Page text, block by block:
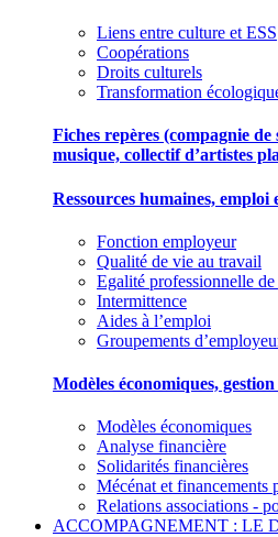
Liens entre culture et ESS
Coopérations
Droits culturels
Transformation
Fiches repères (compagnie de
musique, collectif d’artistes
Ressources humaines, emploi
Fonction employeur
Qualité de vie au travail
Egalité professionnelle de
Intermittence
Aides à l’emploi
Groupements
Modèles économiques,
Modèles économiques
Analyse financière
Solidarités financières
Mécénat et financements
Relations associations -
ACCOMPAGNEMENT : LE